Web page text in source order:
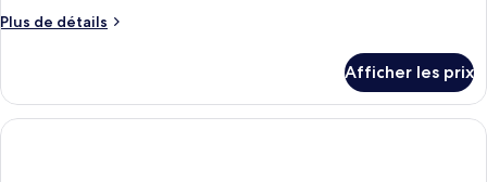
chambre :
grand
Plus de détails
Plus
Chambre
supérieure,
1
Afficher les prix